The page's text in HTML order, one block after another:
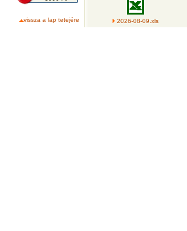
vissza a lap tetejére 2026-08-09.xls